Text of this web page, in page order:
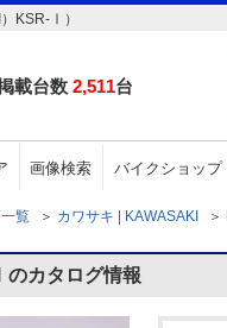
KSR-Ⅰ）
載台数 2,511台
画像検索 バイクショップ
覧 ＞ カワサキ | KAWASAKI ＞
カタログ情報